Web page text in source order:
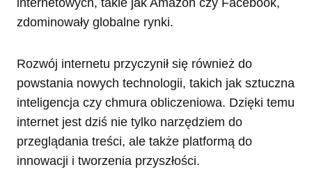
internetowych, takie jak Amazon czy Facebook,
zdominowały globalne rynki.
Rozwój internetu przyczynił się również do
powstania nowych technologii, takich jak sztuczna
inteligencja czy chmura obliczeniowa. Dzięki temu
internet jest dziś nie tylko narzędziem do
przeglądania treści, ale także platformą do
innowacji i tworzenia przyszłości.